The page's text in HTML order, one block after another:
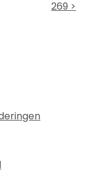
269 >